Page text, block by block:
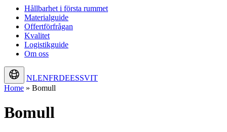
Hållbarhet i första rummet
Materialguide
Offertförfrågan
Kvalitet
Logistikguide
Om oss
NLENFRDEESSVIT
Home » Bomull
Bomull